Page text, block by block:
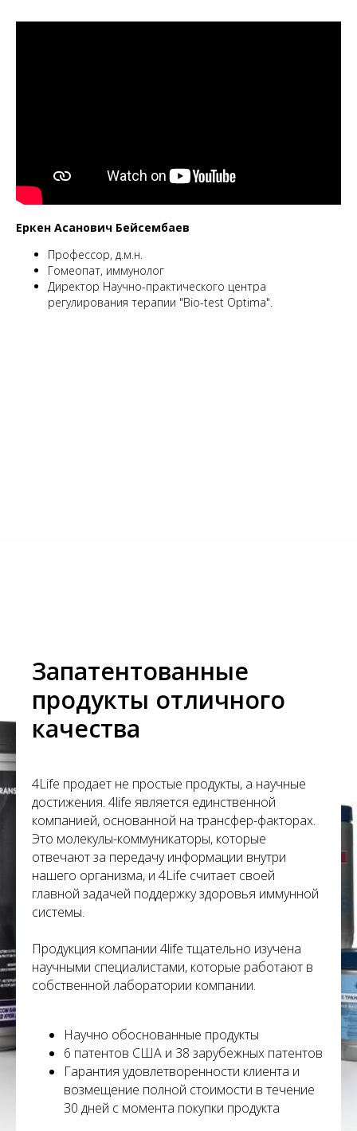
Еркен Асанович Бейсембаев
Профессор, д.м.н.
Гомеопат, иммунолог
Директор Научно-практического центра
регулирования терапии "Bio-test Optima".
Запатентованные
продукты отличного
качества
4Life продает не простые продукты, а научные
достижения. 4life является единственной
компанией, основанной на трансфер-факторах.
Это молекулы-коммуникаторы, которые
отвечают за передачу информации внутри
нашего организма, и 4Life считает своей
главной задачей поддержку здоровья иммунной
системы.
Продукция компании 4life тщательно изучена
научными специалистами, которые работают в
собственной лаборатории компании.
Научно обоснованные продукты
6 патентов США и 38 зарубежных патентов
Гарантия удовлетворенности клиента и
возмещение полной стоимости в течение
30 дней с момента покупки продукта